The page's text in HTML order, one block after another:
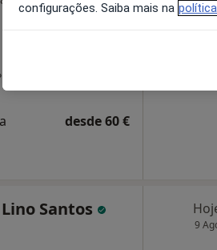
Lisboa
desde 60 €
Santos
9
configurações. Saiba mais na